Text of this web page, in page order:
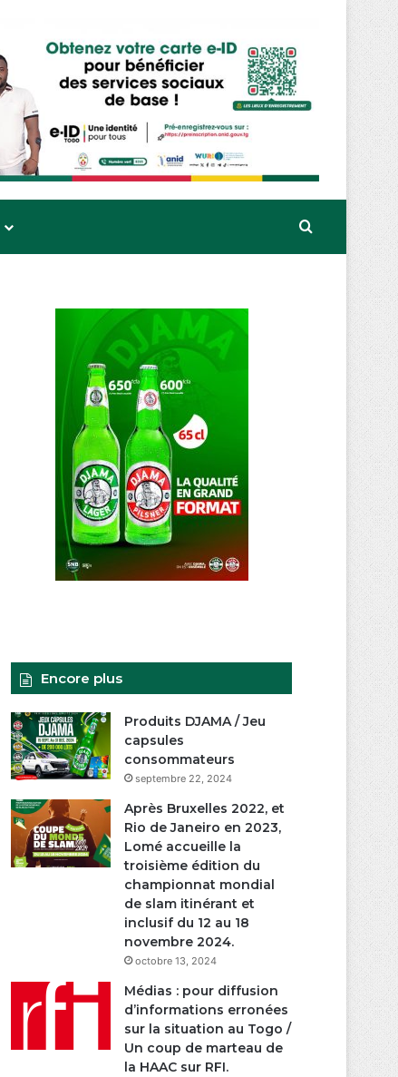
Rechercher
Encore plus
Produits DJAMA / Jeu
capsules
consommateurs
septembre 22, 2024
Après Bruxelles 2022, et
Rio de Janeiro en 2023,
Lomé accueille la
troisième édition du
championnat mondial
de slam itinérant et
inclusif du 12 au 18
novembre 2024.
octobre 13, 2024
Médias : pour diffusion
d’informations erronées
sur la situation au Togo /
Un coup de marteau de
la HAAC sur RFI.